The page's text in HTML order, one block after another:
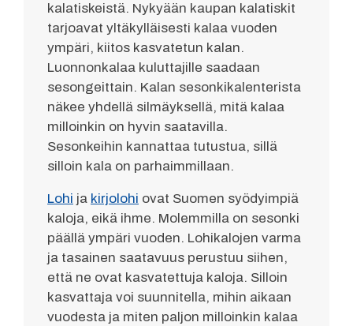
kalatiskeistä. Nykyään kaupan kalatiskit
tarjoavat yltäkylläisesti kalaa vuoden
ympäri, kiitos kasvatetun kalan.
Luonnonkalaa kuluttajille saadaan
sesongeittain. Kalan sesonkikalenterista
näkee yhdellä silmäyksellä, mitä kalaa
milloinkin on hyvin saatavilla.
Sesonkeihin kannattaa tutustua, sillä
silloin kala on parhaimmillaan.
Lohi ja kirjolohi ovat Suomen syödyimpiä
kaloja, eikä ihme. Molemmilla on sesonki
päällä ympäri vuoden. Lohikalojen varma
ja tasainen saatavuus perustuu siihen,
että ne ovat kasvatettuja kaloja. Silloin
kasvattaja voi suunnitella, mihin aikaan
vuodesta ja miten paljon milloinkin kalaa